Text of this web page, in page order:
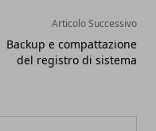
Articolo Successivo
Backup e compattazione
del registro di sistema